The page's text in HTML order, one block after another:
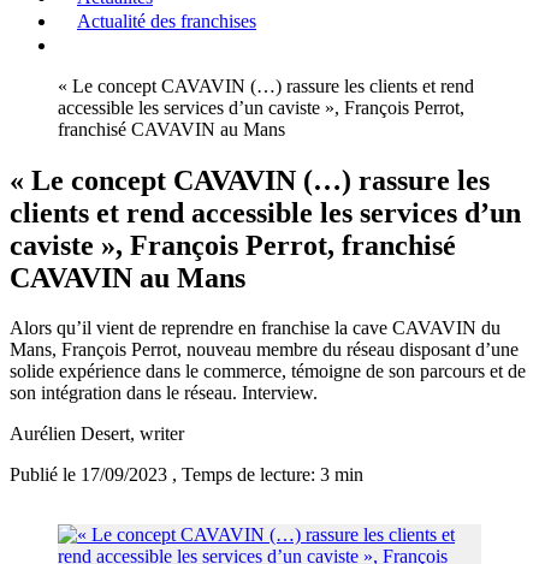
Actualité des franchises
« Le concept CAVAVIN (…) rassure les clients et rend
accessible les services d’un caviste », François Perrot,
franchisé CAVAVIN au Mans
« Le concept CAVAVIN (…) rassure les
clients et rend accessible les services d’un
caviste », François Perrot, franchisé
CAVAVIN au Mans
Alors qu’il vient de reprendre en franchise la cave CAVAVIN du
Mans, François Perrot, nouveau membre du réseau disposant d’une
solide expérience dans le commerce, témoigne de son parcours et de
son intégration dans le réseau. Interview.
Aurélien Desert, writer
Publié le 17/09/2023 , Temps de lecture: 3 min